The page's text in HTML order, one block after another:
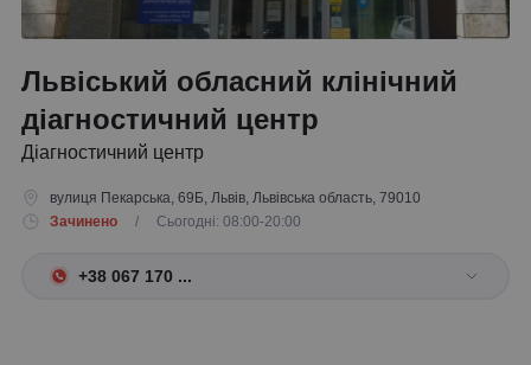
Львіський обласний клінічний
діагностичний центр
Діагностичний центр
вулиця Пекарська, 69Б, Львів, Львівська область, 79010
Зачинено
/ Сьогодні: 08:00-20:00
+38 067 170 ...